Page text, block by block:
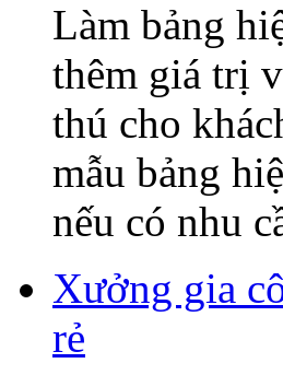
Làm bảng
thêm giá trị
thú cho
mẫu bảng
nếu có nhu
Xưởng gia
rẻ